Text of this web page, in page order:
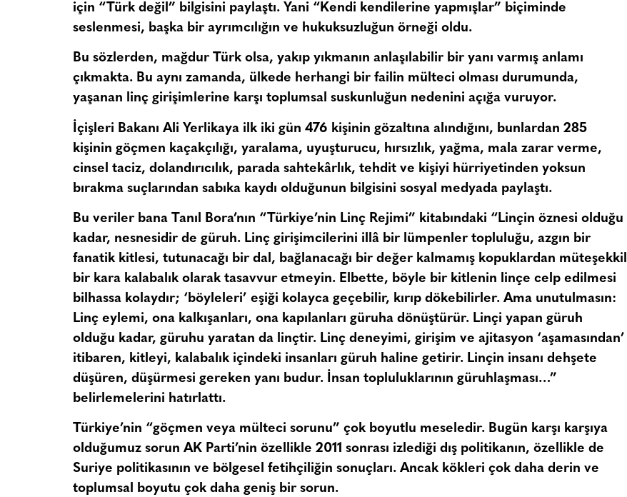
için “Türk değil” bilgisini paylaştı. Yani “Kendi kendilerine yapmışlar” biçiminde
seslenmesi, başka bir ayrımcılığın ve hukuksuzluğun örneği oldu.
Bu sözlerden, mağdur Türk olsa, yakıp yıkmanın anlaşılabilir bir yanı varmış anlamı
çıkmakta. Bu aynı zamanda, ülkede herhangi bir failin mülteci olması durumunda,
yaşanan linç girişimlerine karşı toplumsal suskunluğun nedenini açığa vuruyor.
İçişleri Bakanı Ali Yerlikaya ilk iki gün 476 kişinin gözaltına alındığını, bunlardan 285
kişinin göçmen kaçakçılığı, yaralama, uyuşturucu, hırsızlık, yağma, mala zarar verme,
cinsel taciz, dolandırıcılık, parada sahtekârlık, tehdit ve kişiyi hürriyetinden yoksun
bırakma suçlarından sabıka kaydı olduğunun bilgisini sosyal medyada paylaştı.
Bu veriler bana Tanıl Bora’nın “Türkiye’nin Linç Rejimi” kitabındaki “Linçin öznesi olduğu
kadar, nesnesidir de güruh. Linç girişimcilerini illâ bir lümpenler topluluğu, azgın bir
fanatik kitlesi, tutunacağı bir dal, bağlanacağı bir değer kalmamış kopuklardan müteşekkil
bir kara kalabalık olarak tasavvur etmeyin. Elbette, böyle bir kitlenin linçe celp edilmesi
bilhassa kolaydır; ‘böyleleri’ eşiği kolayca geçebilir, kırıp dökebilirler. Ama unutulmasın:
Linç eylemi, ona kalkışanları, ona kapılanları güruha dönüştürür. Linçi yapan güruh
olduğu kadar, güruhu yaratan da linçtir. Linç deneyimi, girişim ve ajitasyon ‘aşamasından’
itibaren, kitleyi, kalabalık içindeki insanları güruh haline getirir. Linçin insanı dehşete
düşüren, düşürmesi gereken yanı budur. İnsan topluluklarının güruhlaşması…”
belirlemelerini hatırlattı.
Türkiye’nin “göçmen veya mülteci sorunu” çok boyutlu meseledir. Bugün karşı karşıya
olduğumuz sorun AK Parti’nin özellikle 2011 sonrası izlediği dış politikanın, özellikle de
Suriye politikasının ve bölgesel fetihçiliğin sonuçları. Ancak kökleri çok daha derin ve
toplumsal boyutu çok daha geniş bir sorun.